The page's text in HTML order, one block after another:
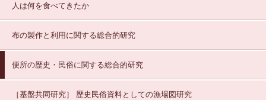
人は何を食べてきたか
布の製作と利用に関する総合的研究
便所の歴史・民俗に関する総合的研究
［基盤共同研究］ 歴史民俗資料としての漁場図研究